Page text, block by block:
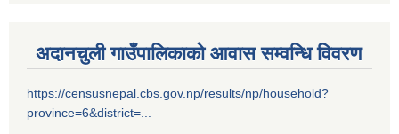
अदानचुली गाउँपालिकाको आवास सम्वन्धि विवरण
https://censusnepal.cbs.gov.np/results/np/household?
province=6&district=...